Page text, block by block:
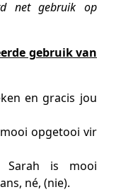
net gebruik op
gebruik van
en gracis jou
opgetooi vir
Sarah is mooi
né, (nie).